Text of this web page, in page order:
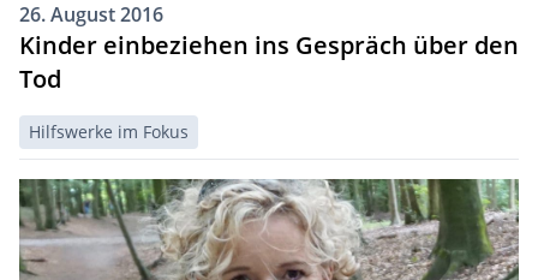
26. August 2016
Kinder einbeziehen ins Gespräch über den
Tod
Hilfswerke im Fokus